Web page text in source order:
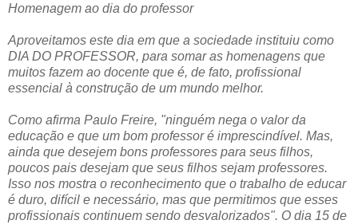
Homenagem ao dia do professor
Aproveitamos este dia em que a sociedade instituiu como
DIA DO PROFESSOR, para somar as homenagens que
muitos fazem ao docente que é, de fato, profissional
essencial à construção de um mundo melhor.
Como afirma Paulo Freire, "ninguém nega o valor da
educação e que um bom professor é imprescindível. Mas,
ainda que desejem bons professores para seus filhos,
poucos pais desejam que seus filhos sejam professores.
Isso nos mostra o reconhecimento que o trabalho de educar
é duro, difícil e necessário, mas que permitimos que esses
profissionais continuem sendo desvalorizados". O dia 15 de